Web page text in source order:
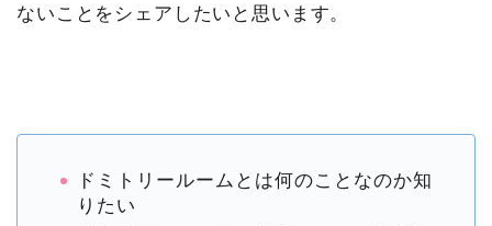
ないことをシェアしたいと思います。
ドミトリールームとは何のことなのか知
りたい